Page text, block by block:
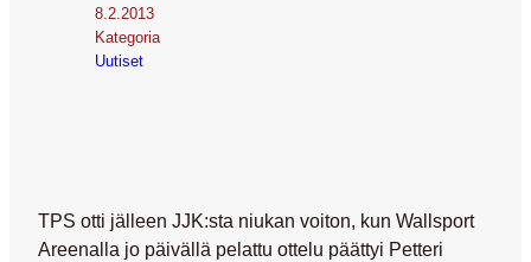
8.2.2013
Kategoria
Uutiset
TPS otti jälleen JJK:sta niukan voiton, kun Wallsport
Areenalla jo päivällä pelattu ottelu päättyi Petteri